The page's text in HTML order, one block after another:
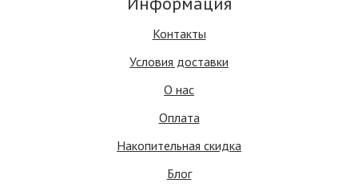
Контакты
Условия доставки
О нас
Оплата
Накопительная скидка
Блог